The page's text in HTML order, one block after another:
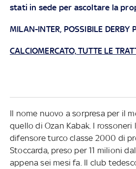
stati in sede per ascoltare la
MILAN-INTER, POSSIBILE DERBY
CALCIOMERCATO, TUTTE LE
Il nome nuovo a sorpresa per il
quello di Ozan Kabak. I rossoneri
difensore turco classe 2000 di
Stoccarda, preso per 11 milioni
appena sei mesi fa. Il club